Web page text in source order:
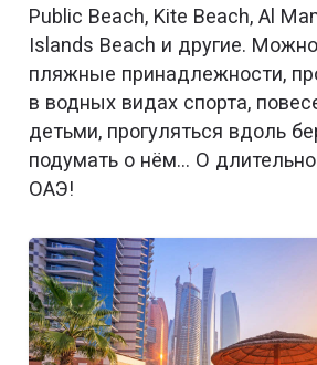
Public Beach, Kite Beach, Al
Islands Beach и другие.
пляжные принадлежности,
в водных видах спорта,
детьми, прогуляться вдоль
подумать о нём… О
ОАЭ!